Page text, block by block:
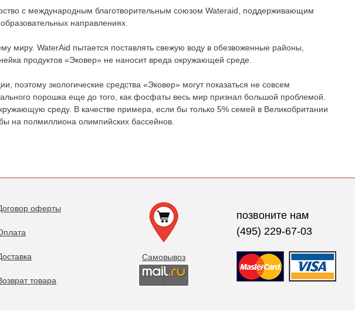
с международным благотворительным союзом Wateraid, поддерживающим
направлениях.
WaterAid пытается поставлять свежую воду в обезвоженные районы,
продуктов «Эковер» не наносит вреда окружающей среде.
экологические средства «Эковер» могут показаться не совсем
порошка еще до того, как фосфаты весь мир признал большой проблемой.
среду. В качестве примера, если бы только 5% семей в Великобритании
на полмиллиона олимпийских бассейнов.
оферты
товара
Самовывоз
позвоните нам
(495) 229-67-03